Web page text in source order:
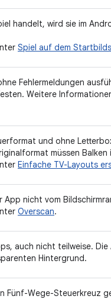
handelt, wird sie im
Spiel auf dem
Fehlermeldungen
Weitere
und ohne
müssen Balken
Einfache TV-Layouts
App nicht vom
Overscan.
auch nicht teilweise.
Hintergrund.
Fünf-Wege-Steuerkreuz